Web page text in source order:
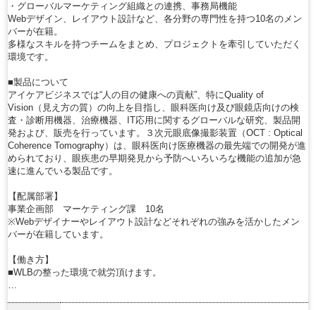
・グローバルマーケティング組織との連携、事務局機能
Webデザイン、レイアウト設計など、各分野の専門性を持つ10名のメン
バーが在籍。
多様なスキルを持つチームをまとめ、プロジェクトを牽引していただく
環境です。
■製品について
アイケアビジネスでは“人の目の健康への貢献”、特にQuality of
Vision（見え方の質）の向上を目指し、眼科医向け及び眼鏡店向けの検
査・診断用機器、治療機器、IT応用に関するグローバルな研究、製品開
発および、販売を行っています。３次元眼底像撮影装置（OCT : Optical
Coherence Tomography）は、眼科医向け医療機器の最先端での開発が進
められており、眼疾患の早期発見から予防へいろいろな機能の追加が急
速に進んでいる製品です。
【配属部署】
事業企画部 マーケティング課 10名
※Webデザイナーやレイアウト設計などそれぞれの強みを活かしたメン
バーが在籍しています。
【働き方】
■WLBの整った環境で就労頂けます。
…